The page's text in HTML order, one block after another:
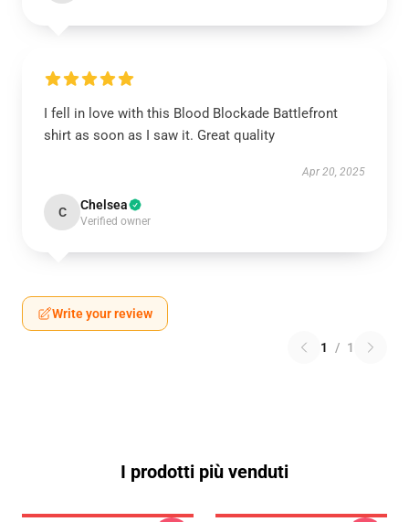
I fell in love with this Blood Blockade Battlefront
shirt as soon as I saw it. Great quality
Apr 20, 2025
C Chelsea
Verified owner
Write your review
1 / 1
I prodotti più venduti